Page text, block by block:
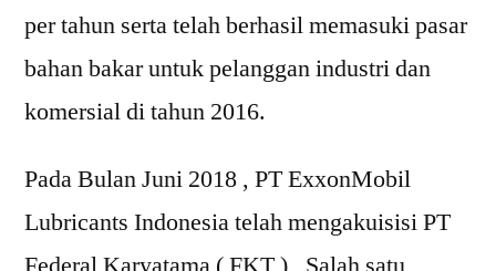
per tahun serta telah berhasil memasuki pasar
bahan bakar untuk pelanggan industri dan
komersial di tahun 2016.
Pada Bulan Juni 2018 , PT ExxonMobil
Lubricants Indonesia telah mengakuisisi PT